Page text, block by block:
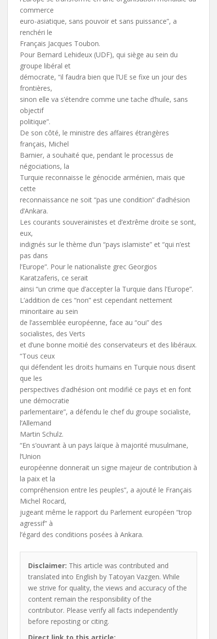
commerce
euro-asiatique, sans pouvoir et sans puissance”, a
renchéri le
Français Jacques Toubon.
Pour Bernard Lehideux (UDF), qui siège au sein du
groupe libéral et
démocrate, “il faudra bien que l’UE se fixe un jour des
frontières,
sinon elle va s’étendre comme une tache d’huile, sans
objectif
politique”.
De son côté, le ministre des affaires étrangères
français, Michel
Barnier, a souhaité que, pendant le processus de
négociations, la
Turquie reconnaisse le génocide arménien, mais que
cette
reconnaissance ne soit “pas une condition” d’adhésion
d’Ankara.
Les courants souverainistes et d’extrême droite se sont,
eux,
indignés sur le thème d’un “pays islamiste” et “qui n’est
pas dans
l’Europe”. Pour le nationaliste grec Georgios
Karatzaferis, ce serait
ainsi “un crime que d’accepter la Turquie dans l’Europe”.
L’addition de ces “non” est cependant nettement
minoritaire au sein
de l’assemblée européenne, face au “oui” des
socialistes, des Verts
et d’une bonne moitié des conservateurs et des libéraux.
“Tous ceux
qui défendent les droits humains en Turquie nous disent
que les
perspectives d’adhésion ont modifié ce pays et en font
une démocratie
parlementaire”, a défendu le chef du groupe socialiste,
l’Allemand
Martin Schulz.
“En s’ouvrant à un pays laïque à majorité musulmane,
l’Union
européenne donnerait un signe majeur de contribution à
la paix et la
compréhension entre les peuples”, a ajouté le Français
Michel Rocard,
jugeant même le rapport du Parlement européen “trop
agressif” à
l’égard des conditions posées à Ankara.
Disclaimer: This article was contributed and
translated into English by Tatoyan Vazgen. While
we strive for quality, the views and accuracy of the
content remain the responsibility of the
contributor. Please verify all facts independently
before reposting or citing.